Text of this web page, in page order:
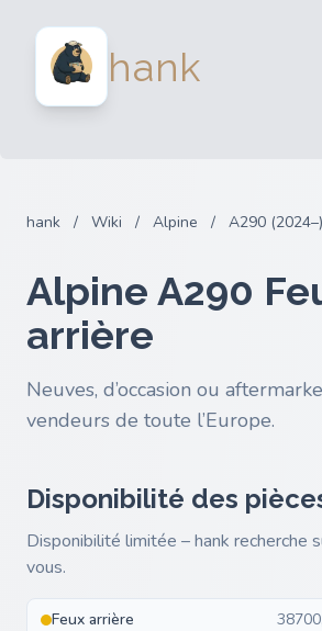
hank
Connexion
hank / Wiki / Alpine / A290 (2024–)
Alpine A290
arrière
Neuves, d’occasion ou
vendeurs de toute l’Europe.
Disponibilité des
Disponibilité limitée – hank recherche
vous.
Feux arrière